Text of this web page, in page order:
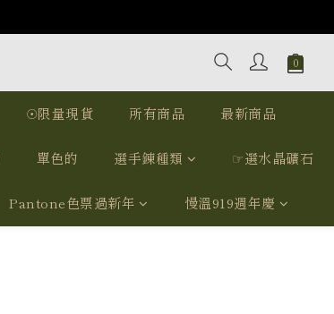
☉限量現貨 所有商品 最新商品
單色的 選手鍊種類 ☞選水晶礦石
Pantone色票過新年 慢溫919週年慶